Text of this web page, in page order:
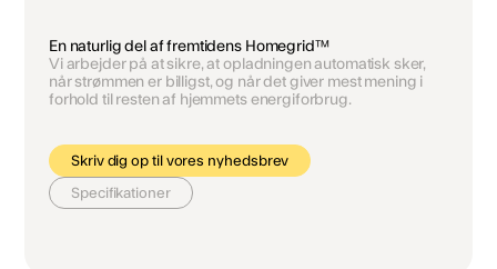
En naturlig del af fremtidens Homegrid™
Vi arbejder på at sikre, at opladningen automatisk sker,
når strømmen er billigst, og når det giver mest mening i
forhold til resten af hjemmets energiforbrug.
Skriv dig op til vores nyhedsbrev
Specifikationer